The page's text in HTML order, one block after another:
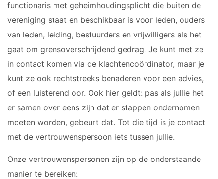
functionaris met geheimhoudingsplicht die buiten de
vereniging staat en beschikbaar is voor leden, ouders
van leden, leiding, bestuurders en vrijwilligers als het
gaat om grensoverschrijdend gedrag. Je kunt met ze
in contact komen via de klachtencoördinator, maar je
kunt ze ook rechtstreeks benaderen voor een advies,
of een luisterend oor. Ook hier geldt: pas als jullie het
er samen over eens zijn dat er stappen ondernomen
moeten worden, gebeurt dat. Tot die tijd is je contact
met de vertrouwenspersoon iets tussen jullie.
Onze vertrouwenspersonen zijn op de onderstaande
manier te bereiken: